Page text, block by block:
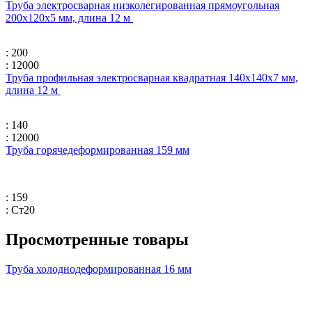
Труба электросварная низколегированная прямоугольная
200х120х5 мм, длина 12 м
: 200
: 12000
Труба профильная электросварная квадратная 140х140х7 мм,
длина 12 м
: 140
: 12000
Труба горячедеформированная 159 мм
: 159
: Ст20
Просмотренные товары
Труба холоднодеформированная 16 мм